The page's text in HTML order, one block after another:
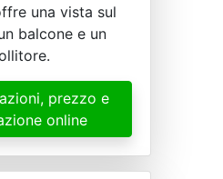
una vista sul
balcone e un
prezzo e
online